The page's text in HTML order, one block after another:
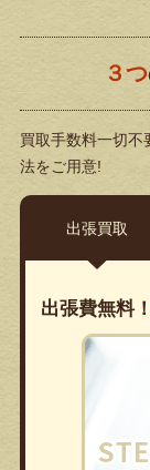
３つ
買取手数料一切不
法をご用意!
出張買取
出張費無料！